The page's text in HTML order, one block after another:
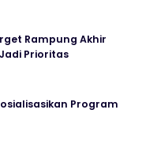
Rampung Akhir
Prioritas
Program